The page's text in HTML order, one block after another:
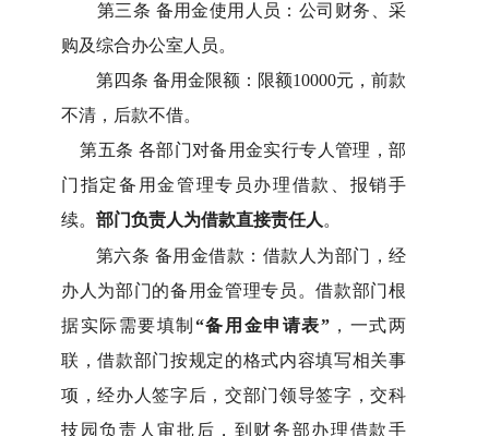
第三条 备用金使用人员：公司财务、采
购及综合办公室人员。
第四条 备用金限额：限额10000元，前款
不清，后款不借。
第五条 各部门对备用金实行专人管理，部
门指定备用金管理专员办理借款、报销手
续。 部门负责人为借款直接责任人 。
第六条 备用金借款：借款人为部门，经
办人为部门的备用金管理专员。借款部门根
据实际需要填制 “备用金申请表”，一式两
联，借款部门按规定的格式内容填写相关事
项，经办人签字后，交部门领导签字，交科
技园负责人审批后，到财务部办理借款手